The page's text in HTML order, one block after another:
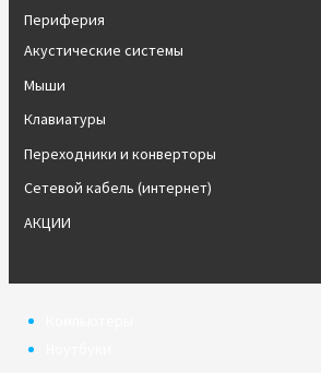
Периферия
Акустические системы
Мыши
Клавиатуры
Переходники и конверторы
Сетевой кабель (интернет)
АКЦИИ